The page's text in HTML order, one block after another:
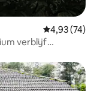
Gemiddelde
4,93 (74)
verblijf